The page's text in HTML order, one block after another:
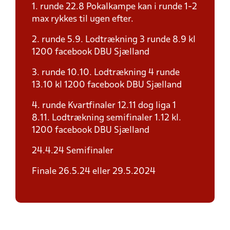
1. runde 22.8 Pokalkampe kan i runde 1-2
max rykkes til ugen efter.
2. runde 5.9. Lodtrækning 3 runde 8.9 kl
1200 facebook DBU Sjælland
3. runde 10.10. Lodtrækning 4 runde
13.10 kl 1200 facebook DBU Sjælland
4. runde Kvartfinaler 12.11 dog liga 1
8.11. Lodtrækning semifinaler 1.12 kl.
1200 facebook DBU Sjælland
24.4.24 Semifinaler
Finale 26.5.24 eller 29.5.2024